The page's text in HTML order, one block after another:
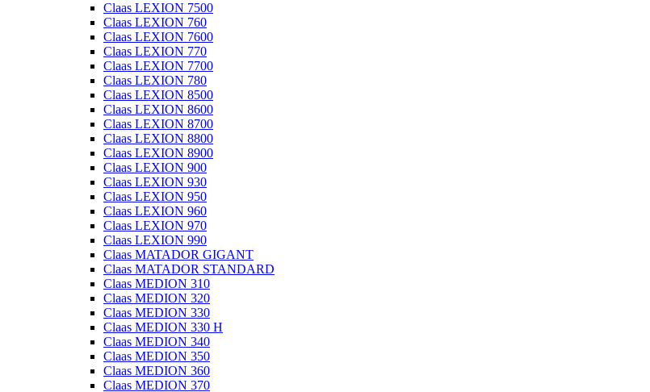
Claas LEXION 7500
Claas LEXION 760
Claas LEXION 7600
Claas LEXION 770
Claas LEXION 7700
Claas LEXION 780
Claas LEXION 8500
Claas LEXION 8600
Claas LEXION 8700
Claas LEXION 8800
Claas LEXION 8900
Claas LEXION 900
Claas LEXION 930
Claas LEXION 950
Claas LEXION 960
Claas LEXION 970
Claas LEXION 990
Claas MATADOR GIGANT
Claas MATADOR STANDARD
Claas MEDION 310
Claas MEDION 320
Claas MEDION 330
Claas MEDION 330 H
Claas MEDION 340
Claas MEDION 350
Claas MEDION 360
Claas MEDION 370